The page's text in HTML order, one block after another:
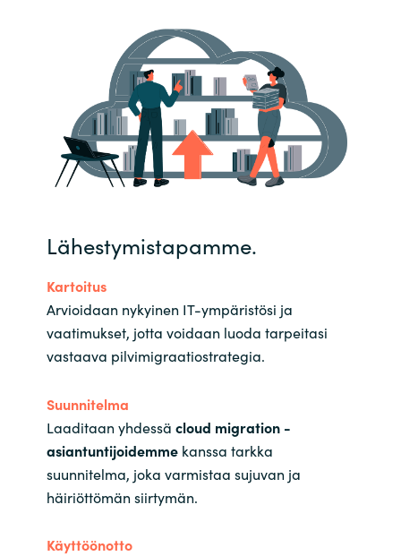
United Kingdom
United States
Lähestymistapamme.
Kartoitus
Arvioidaan nykyinen IT-ympäristösi ja
vaatimukset, jotta voidaan luoda tarpeitasi
vastaava pilvimigraatiostrategia.
Suunnitelma
Laaditaan yhdessä cloud migration -
asiantuntijoidemme kanssa tarkka
suunnitelma, joka varmistaa sujuvan ja
häiriöttömän siirtymän.​
Käyttöönotto